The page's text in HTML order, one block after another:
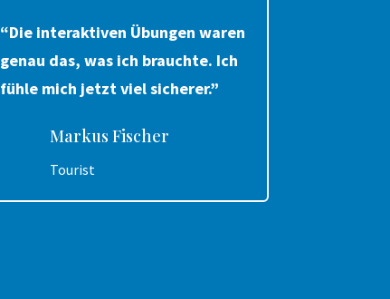
“Die interaktiven Übungen waren
genau das, was ich brauchte. Ich
fühle mich jetzt viel sicherer.”
Markus Fischer
Tourist